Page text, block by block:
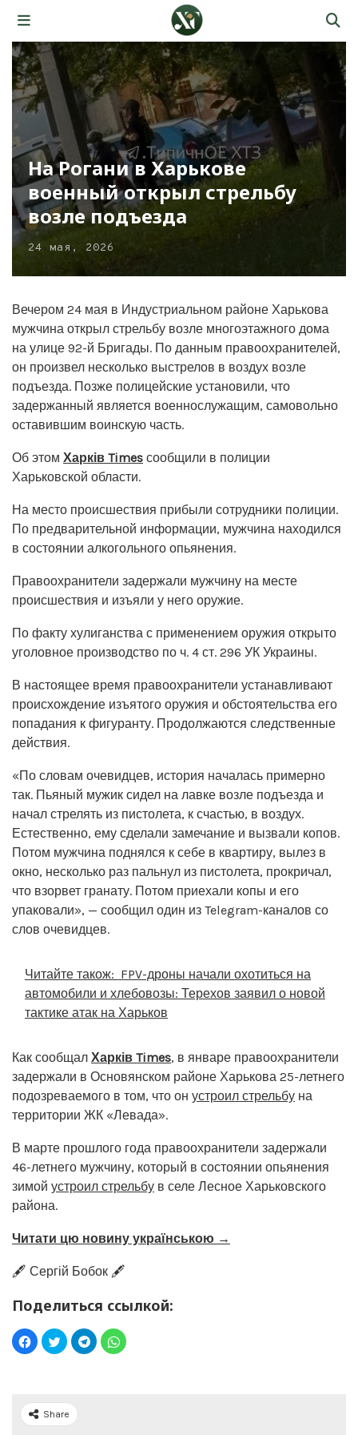
На Рогани в Харькове
военный открыл стрельбу
возле подъезда
24 мая, 2026
Вечером 24 мая в Индустриальном районе Харькова
мужчина открыл стрельбу возле многоэтажного дома
на улице 92-й Бригады. По данным правоохранителей,
он произвел несколько выстрелов в воздух возле
подъезда. Позже полицейские установили, что
задержанный является военнослужащим, самовольно
оставившим воинскую часть.
Об этом Харків Times сообщили в полиции
Харьковской области.
На место происшествия прибыли сотрудники полиции.
По предварительной информации, мужчина находился
в состоянии алкогольного опьянения.
Правоохранители задержали мужчину на месте
происшествия и изъяли у него оружие.
По факту хулиганства с применением оружия открыто
уголовное производство по ч. 4 ст. 296 УК Украины.
В настоящее время правоохранители устанавливают
происхождение изъятого оружия и обстоятельства его
попадания к фигуранту. Продолжаются следственные
действия.
«По словам очевидцев, история началась примерно
так. Пьяный мужик сидел на лавке возле подъезда и
начал стрелять из пистолета, к счастью, в воздух.
Естественно, ему сделали замечание и вызвали копов.
Потом мужчина поднялся к себе в квартиру, вылез в
окно, несколько раз пальнул из пистолета, прокричал,
что взорвет гранату. Потом приехали копы и его
упаковали», — сообщил один из Telegram-каналов со
слов очевидцев.
Читайте також: FPV-дроны начали охотиться на
автомобили и хлебовозы: Терехов заявил о новой
тактике атак на Харьков
Как сообщал Харків Times, в январе правоохранители
задержали в Основянском районе Харькова 25-летнего
подозреваемого в том, что он устроил стрельбу на
территории ЖК «Левада».
В марте прошлого года правоохранители задержали
46-летнего мужчину, который в состоянии опьянения
зимой устроил стрельбу в селе Лесное Харьковского
района.
Читати цю новину українською →
🖋️ Сергій Бобок 🖋️
Поделиться ссылкой:
Share